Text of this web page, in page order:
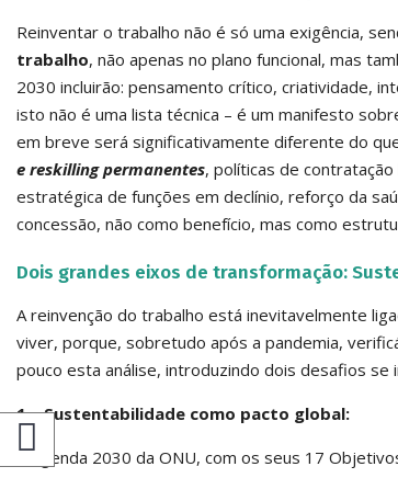
Reinventar o trabalho não é só uma exigência,
trabalho, não apenas no plano funcional, mas
2030 incluirão: pensamento crítico, criatividade,
isto não é uma lista técnica – é um manifesto
em breve será significativamente diferente do
e reskilling permanentes, políticas de
estratégica de funções em declínio, reforço da
concessão, não como benefício, mas como
Dois grandes eixos de transformação:
A reinvenção do trabalho está inevitavelmente
viver, porque, sobretudo após a pandemia,
pouco esta análise, introduzindo dois desafios
1 – Sustentabilidade como pacto global:
A Agenda 2030 da ONU, com os seus 17